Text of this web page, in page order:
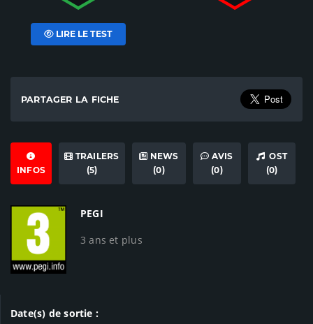
LIRE LE TEST
PARTAGER LA FICHE
INFOS
TRAILERS
(5)
NEWS
(0)
AVIS
(0)
OST
(0)
PEGI
3 ans et plus
Date(s) de sortie :